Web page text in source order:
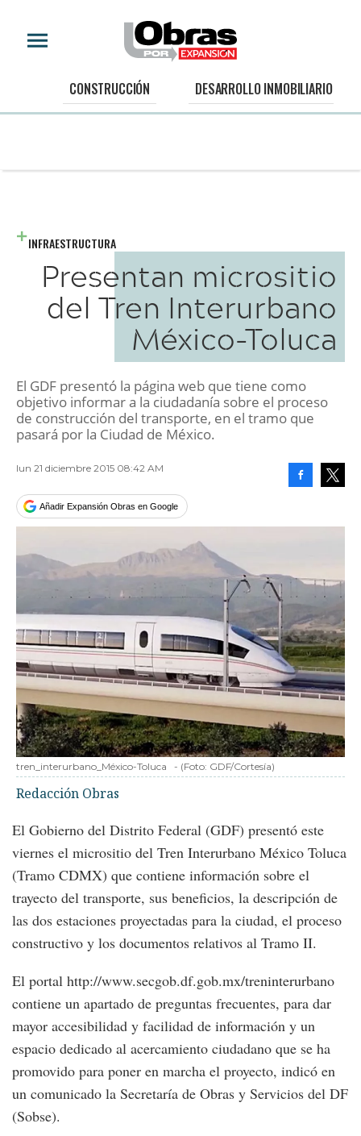
CONSTRUCCIÓN DESARROLLO INMOBILIARIO
INFRAESTRUCTURA
Presentan micrositio
del Tren Interurbano
México-Toluca
El GDF presentó la página web que tiene como
objetivo informar a la ciudadanía sobre el proceso
de construcción del transporte, en el tramo que
pasará por la Ciudad de México.
lun 21 diciembre 2015 08:42 AM
Añadir Expansión Obras en Google
tren_interurbano_México-Toluca - (Foto: GDF/Cortesía)
Redacción Obras
El Gobierno del Distrito Federal (GDF) presentó este
viernes el micrositio del Tren Interurbano México Toluca
(Tramo CDMX) que contiene información sobre el
trayecto del transporte, sus beneficios, la descripción de
las dos estaciones proyectadas para la ciudad, el proceso
constructivo y los documentos relativos al Tramo II.
El portal http://www.secgob.df.gob.mx/treninterurbano
contiene un apartado de preguntas frecuentes, para dar
mayor accesibilidad y facilidad de información y un
espacio dedicado al acercamiento ciudadano que se ha
promovido para poner en marcha el proyecto, indicó en
un comunicado la Secretaría de Obras y Servicios del DF
(Sobse).